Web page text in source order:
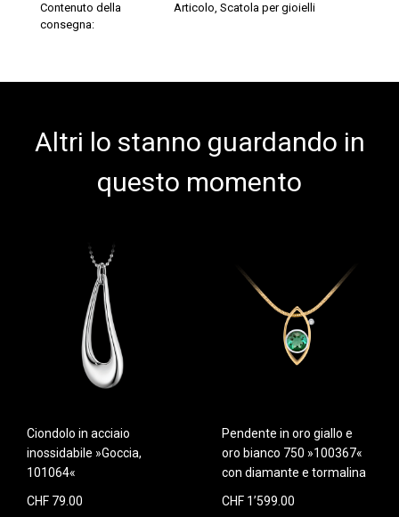
Contenuto della
consegna:
Articolo, Scatola per gioielli
Altri lo stanno guardando in
questo momento
Ciondolo in acciaio
inossidabile »Goccia,
101064«
CHF 79.00
Pendente in oro giallo e
oro bianco 750 »100367«
con diamante e tormalina
CHF 1’599.00